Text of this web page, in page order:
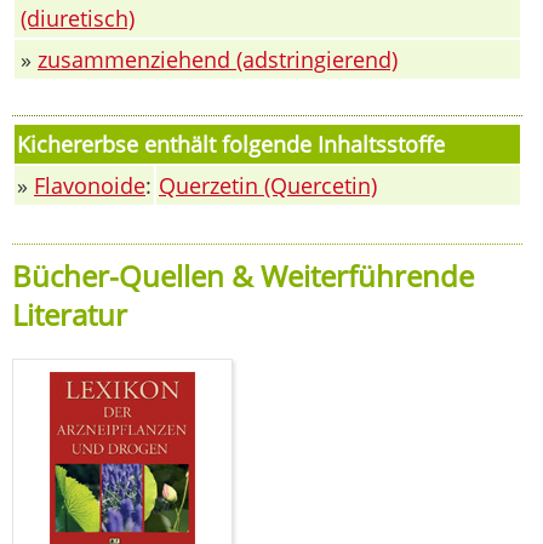
(diuretisch)
» zusammenziehend (adstringierend)
Kichererbse enthält folgende Inhaltsstoffe
» Flavonoide: Querzetin (Quercetin)
Bücher-Quellen & Weiterführende
Literatur